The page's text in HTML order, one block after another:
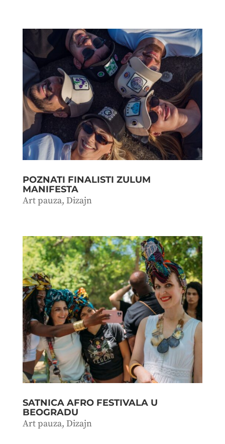
POZNATI FINALISTI ZULUM
MANIFESTA
Art pauza, Dizajn
SATNICA AFRO FESTIVALA U
BEOGRADU
Art pauza, Dizajn